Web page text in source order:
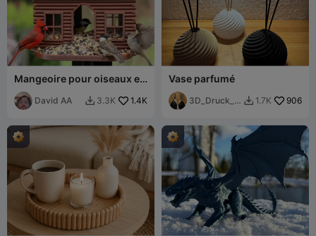
Mangeoire pour oiseaux en
forme de cabane en
rondins, conception sans
support
David AA  3.3K 1.4K
Vase parfumé
3D_Druck_e
 1.7K 906